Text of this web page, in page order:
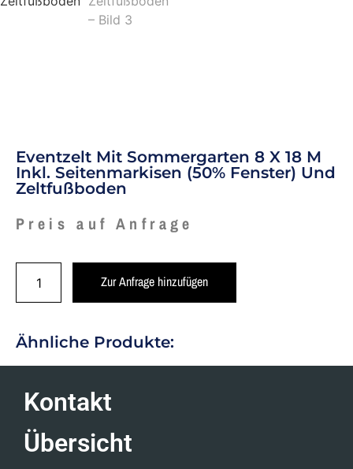
Eventzelt Mit Sommergarten 8 X 18 M
Inkl. Seitenmarkisen (50% Fenster) Und
Zeltfußboden
Preis auf Anfrage
Zur Anfrage hinzufügen
Ähnliche Produkte:
Kontakt
Übersicht